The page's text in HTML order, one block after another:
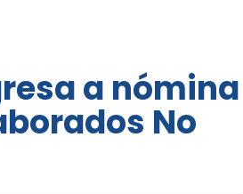
a nómina
No